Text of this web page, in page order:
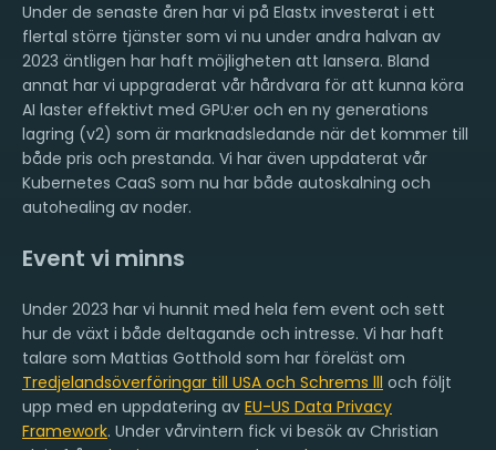
Under de senaste åren har vi på Elastx investerat i ett
flertal större tjänster som vi nu under andra halvan av
2023 äntligen har haft möjligheten att lansera. Bland
annat har vi uppgraderat vår hårdvara för att kunna köra
AI laster effektivt med GPU:er och en ny generations
lagring (v2) som är marknadsledande när det kommer till
både pris och prestanda. Vi har även uppdaterat vår
Kubernetes CaaS som nu har både autoskalning och
autohealing av noder.
Event vi minns
Under 2023 har vi hunnit med hela fem event och sett
hur de växt i både deltagande och intresse. Vi har haft
talare som Mattias Gotthold som har föreläst om
Tredjelandsöverföringar till USA och Schrems lll och följt
upp med en uppdatering av EU-US Data Privacy
Framework. Under vårvintern fick vi besök av Christian